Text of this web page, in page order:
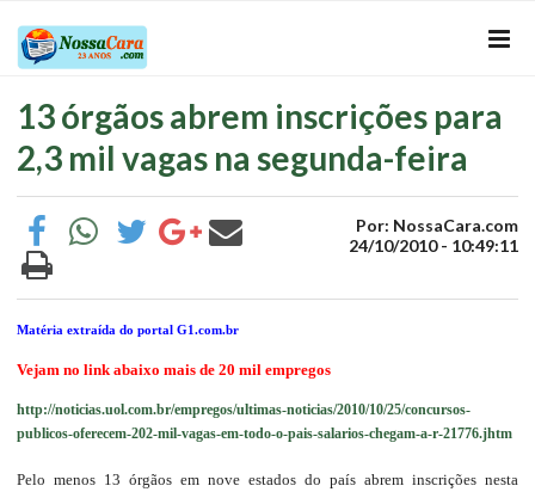
13 órgãos abrem inscrições para
2,3 mil vagas na segunda-feira
Por: NossaCara.com
24/10/2010 - 10:49:11
Matéria extraída do portal G1.com.br
Vejam no link abaixo mais de 20 mil empregos
http://noticias.uol.com.br/empregos/ultimas-noticias/2010/10/25/concursos-
publicos-oferecem-202-mil-vagas-em-todo-o-pais-salarios-chegam-a-r-21776.jhtm
Pelo menos 13 órgãos em nove estados do país abrem inscrições nesta